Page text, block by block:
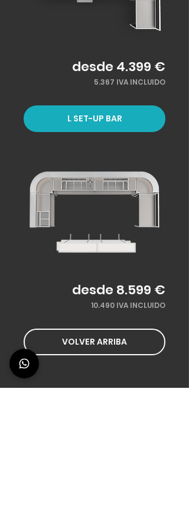
desde 4.399 €
5.367 IVA INCLUIDO
L SET-UP BAR
desde 8.599 €
10.490 IVA INCLUIDO
VOLVER ARRIBA